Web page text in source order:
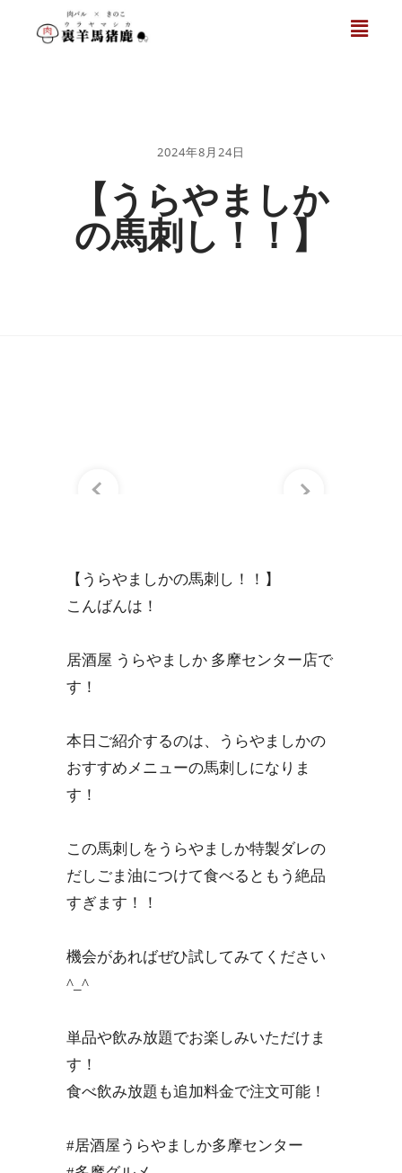
2024年8月24日
【うらやましか
の馬刺し！！】
【うらやましかの馬刺し！！】
こんばんは！
居酒屋 うらやましか 多摩センター店で
す！
本日ご紹介するのは、うらやましかの
おすすめメニューの馬刺しになりま
す！
この馬刺しをうらやましか特製ダレの
だしごま油につけて食べるともう絶品
すぎます！！
機会があればぜひ試してみてください
^_^
単品や飲み放題でお楽しみいただけま
す！
食べ飲み放題も追加料金で注文可能！
#居酒屋うらやましか多摩センター